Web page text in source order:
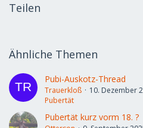
Teilen
Ähnliche Themen
Pubi-Auskotz-Thread
Trauerkloß
10. Dezember
Pubertät
Pubertät kurz vorm 18. ?